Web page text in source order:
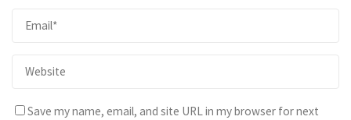
Save my name, email, and site URL in my browser for next